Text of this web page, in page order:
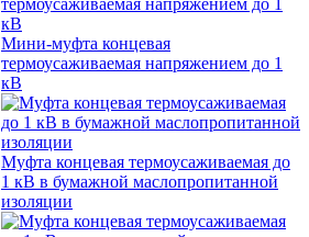
Мини-муфта концевая
термоусаживаемая напряжением до 1
кВ
Муфта концевая термоусаживаемая до
1 кВ в бумажной маслопропитанной
изоляции